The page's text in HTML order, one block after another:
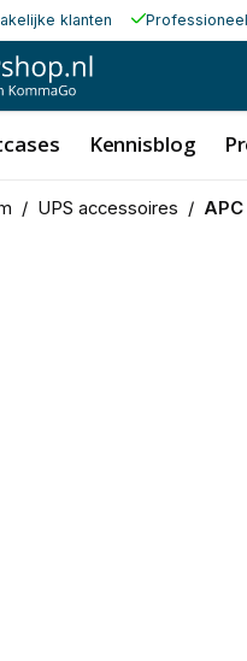
klanten
Kennisblog
/ UPS accessoires /